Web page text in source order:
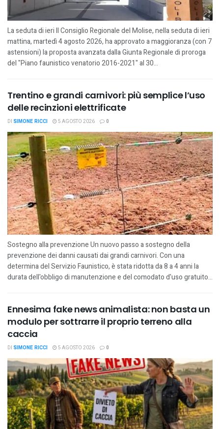
La seduta di ieri Il Consiglio Regionale del Molise, nella seduta di ieri
mattina, martedì 4 agosto 2026, ha approvato a maggioranza (con 7
astensioni) la proposta avanzata dalla Giunta Regionale di proroga
del "Piano faunistico venatorio 2016-2021" al 30...
Trentino e grandi carnivori: più semplice l’uso
delle recinzioni elettrificate
DI SIMONE RICCI 5 AGOSTO 2026 0
Sostegno alla prevenzione Un nuovo passo a sostegno della
prevenzione dei danni causati dai grandi carnivori. Con una
determina del Servizio Faunistico, è stata ridotta da 8 a 4 anni la
durata dell'obbligo di manutenzione e del comodato d'uso gratuito...
Ennesima fake news animalista: non basta un
modulo per sottrarre il proprio terreno alla
caccia
DI SIMONE RICCI 5 AGOSTO 2026 0